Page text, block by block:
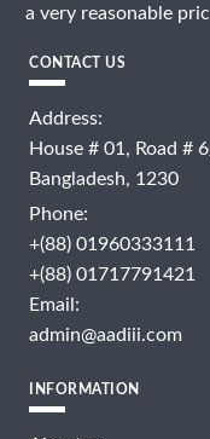
a very reasonable
CONTACT US
Address:
House # 01, Road #
Bangladesh, 1230
Phone:
+(88) 01960333111
+(88) 01717791421
Email:
admin@aadiii.com
INFORMATION